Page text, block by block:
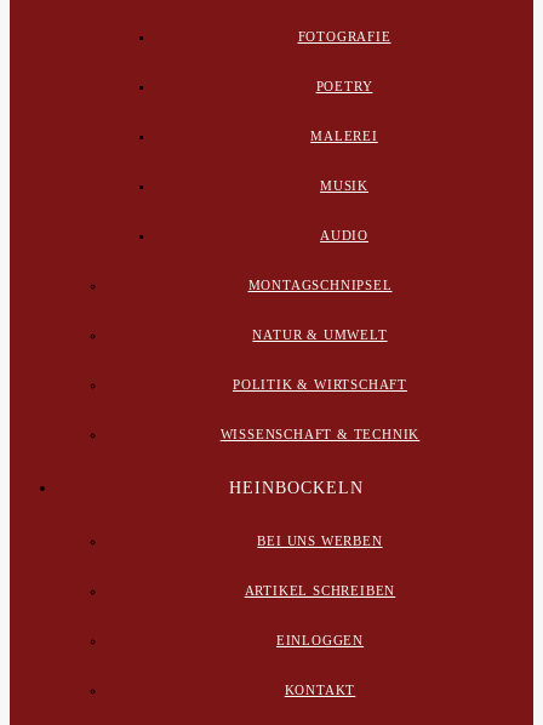
FOTOGRAFIE
POETRY
MALEREI
MUSIK
AUDIO
MONTAGSCHNIPSEL
NATUR & UMWELT
POLITIK & WIRTSCHAFT
WISSENSCHAFT & TECHNIK
HEINBOCKELN
BEI UNS WERBEN
ARTIKEL SCHREIBEN
EINLOGGEN
KONTAKT